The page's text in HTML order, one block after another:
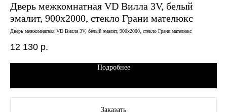
Дверь межкомнатная VD Вилла 3V, белый
эмалит, 900х2000, стекло Грани мателюкс
Дверь межкомнатная VD Вилла 3V, белый эмалит, 900х2000, стекло Грани мателюкс
12 130 р.
Подробнее
Заказать